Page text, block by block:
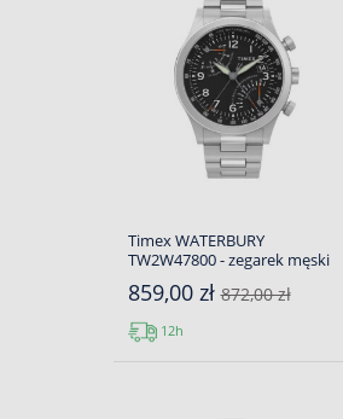
Timex WATERBURY
TW2W47800 - zegarek męski
859,00 zł872,00 zł
12h